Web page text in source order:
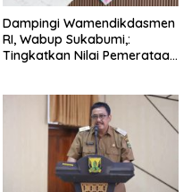
Dampingi Wamendikdasmen
RI, Wabup Sukabumi,:
Tingkatkan Nilai Pemerataan